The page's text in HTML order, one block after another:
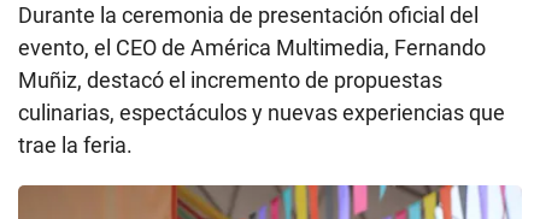
Durante la ceremonia de presentación oficial del
evento, el CEO de América Multimedia, Fernando
Muñiz, destacó el incremento de propuestas
culinarias, espectáculos y nuevas experiencias que
trae la feria.